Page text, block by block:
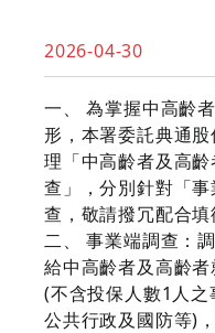
2026-04-30
一、
為掌握中高齡
形，本署委託典通
理「中高齡者及高
查」，分別針對「
查，敬請撥冗配合填
二、
事業端調查：
給中高齡者及高齡
(不含投保人數1人
公共行政及國防等)